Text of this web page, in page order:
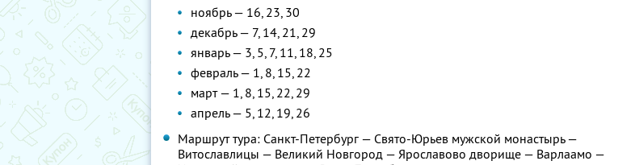
ноябрь — 16, 23, 30
декабрь — 7, 14, 21, 29
январь — 3, 5, 7, 11, 18, 25
февраль — 1, 8, 15, 22
март — 1, 8, 15, 22, 29
апрель — 5, 12, 19, 26
Маршрут тура: Санкт-Петербург — Свято-Юрьев мужской монастырь —
Витославлицы — Великий Новгород — Ярославово дворище — Варлаамо —